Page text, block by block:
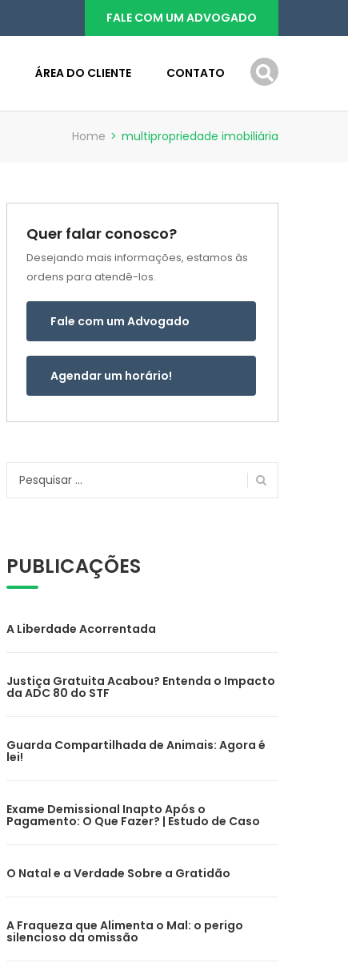
FALE COM UM ADVOGADO
ÁREA DO CLIENTE CONTATO
Home > multipropriedade imobiliária
Quer falar conosco?
Desejando mais informações, estamos às
ordens para atendê-los.
Fale com um Advogado
Agendar um horário!
Pesquisar
PUBLICAÇÕES
A Liberdade Acorrentada
Justiça Gratuita Acabou? Entenda o Impacto
da ADC 80 do STF
Guarda Compartilhada de Animais: Agora é
lei!
Exame Demissional Inapto Após o
Pagamento: O Que Fazer? | Estudo de Caso
O Natal e a Verdade Sobre a Gratidão
A Fraqueza que Alimenta o Mal: o perigo
silencioso da omissão